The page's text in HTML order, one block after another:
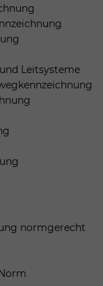
Leitsysteme
normgerecht